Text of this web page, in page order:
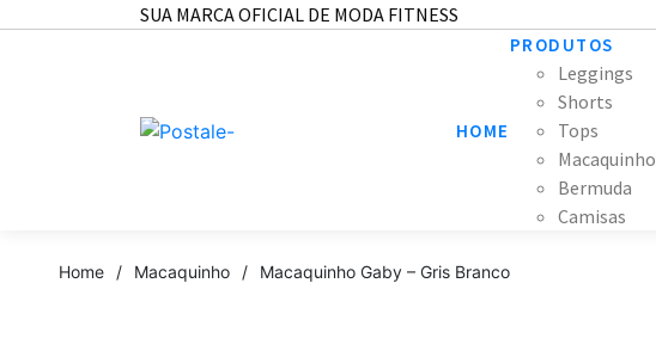
SUA MARCA OFICIAL DE MODA FITNESS
HOME
PRODUTOS
Leggings
Shorts
Tops
Macaquinho
Bermuda
Camisas
Home / Macaquinho / Macaquinho Gaby – Gris Branco